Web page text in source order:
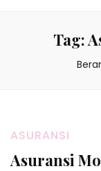
Tag:
ASURANSI
Asuransi